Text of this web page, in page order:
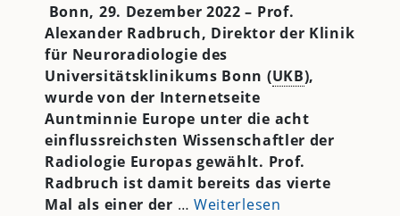
Bonn, 29. Dezember 2022 – Prof.
Alexander Radbruch, Direktor der Klinik
für Neuroradiologie des
Universitätsklinikums Bonn (UKB),
wurde von der Internetseite
Auntminnie Europe unter die acht
einflussreichsten Wissenschaftler der
Radiologie Europas gewählt. Prof.
Radbruch ist damit bereits das vierte
Mal als einer der … Weiterlesen